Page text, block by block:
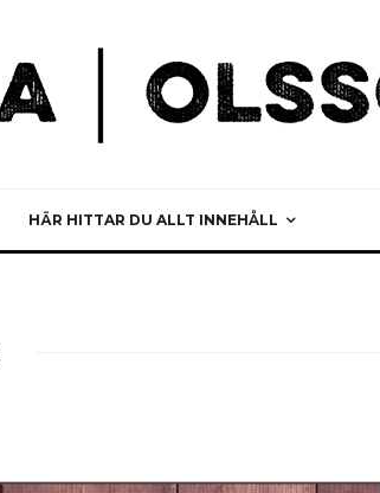
HÄR HITTAR DU ALLT INNEHÅLL